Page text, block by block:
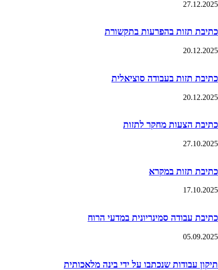
27.12.2025
כתיבת תזות בהפרעות בתקשורת
20.12.2025
כתיבת תזות בעבודה סוציאלית
20.12.2025
כתיבת הצעות מחקר לתזות
27.10.2025
כתיבת תזות במקרא
17.10.2025
כתיבת עבודה סמינריונית במדעי הרוח
05.09.2025
תיקון עבודות שנכתבו על ידי בינה מלאכותית